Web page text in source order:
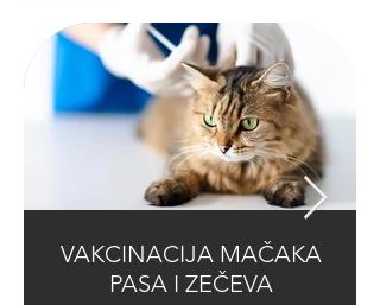
VAKCINACIJA MAČAKA
PASA I ZEČEVA